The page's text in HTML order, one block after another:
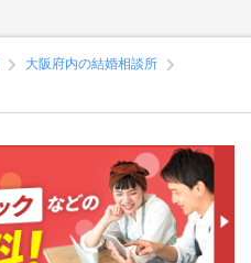
大阪府内の結婚相談所